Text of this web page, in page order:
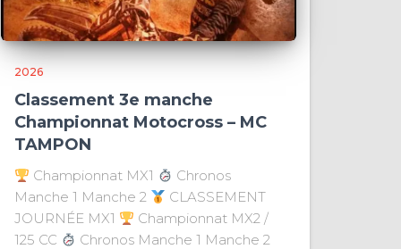
2026
Classement 3e manche
Championnat Motocross – MC
TAMPON
Championnat MX1
Chronos
Manche 1 Manche 2
CLASSEMENT
JOURNÉE MX1
Championnat MX2 /
125 CC
Chronos Manche 1 Manche 2